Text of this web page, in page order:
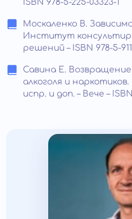
ISBN 978-5-225-03323-1
Москаленко В.
Институт
решений – ISBN 978-5-
Савина Е.
алкоголя и
испр. и доп. – Вече –